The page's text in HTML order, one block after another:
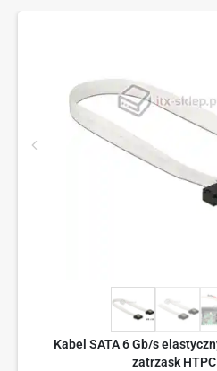
Kabel SATA 6 Gb/s
zatrzask